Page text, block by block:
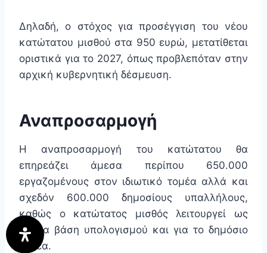
Δηλαδή, ο στόχος για προσέγγιση του νέου
κατώτατου μισθού στα 950 ευρώ, μετατίθεται
οριστικά για το 2027, όπως προβλεπόταν στην
αρχική κυβερνητική δέσμευση.
Αναπροσαρμογή
Η αναπροσαρμογή του κατώτατου θα
επηρεάζει άμεσα περίπου 650.000
εργαζομένους στον ιδιωτικό τομέα αλλά και
σχεδόν 600.000 δημοσίους υπαλλήλους,
καθώς ο κατώτατος μισθός λειτουργεί ως
ενιαία βάση υπολογισμού και για το δημόσιο
τομέα.